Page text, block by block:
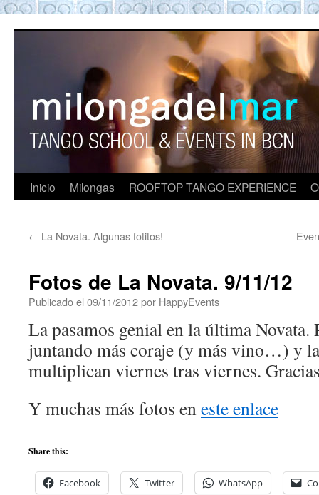
ROOFTOP TANGO
experience. Private Tango Lesson. Rooftop
Tango experience Barcelona. Tango
Barcelona
Inicio Milongas ROOFTOP TANGO EXPERIENCE
← La Novata. Algunas fotitos!
Fotos de La Novata. 9/11/12
Publicado el 09/11/2012por HappyEvents
La pasamos genial en la última Novata.
juntando más coraje (y más vino…) y
multiplican viernes tras viernes.
Y muchas más fotos eneste enlace
Share this:
Facebook Twitter WhatsApp